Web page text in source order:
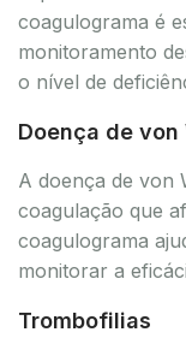
coagulograma é
monitoramento
o nível de
Doença de
A doença de von
coagulação que
coagulograma
monitorar a
Trombofilias